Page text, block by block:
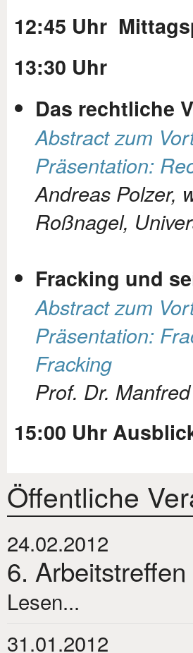
12:45 Uhr
13:30 Uhr
Das rechtliche
Abstract zum
Präsentation:
Andreas Polzer,
Roßnagel,
Fracking und
Abstract zum
Präsentation:
Fracking
Prof. Dr.
15:00 Uhr
Öffentliche
24.02.2012
6.
Lesen...
31.01.2012